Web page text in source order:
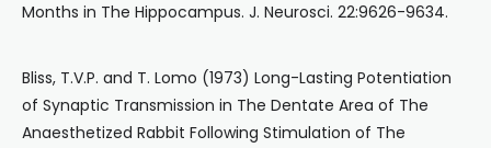
Months in The Hippocampus. J. Neurosci. 22:9626-9634.
Bliss, T.V.P. and T. Lomo (1973) Long-Lasting Potentiation
of Synaptic Transmission in The Dentate Area of The
Anaesthetized Rabbit Following Stimulation of The